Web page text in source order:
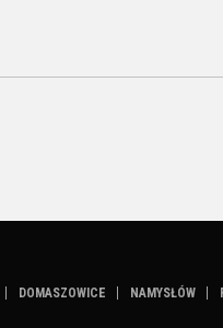
DOMASZOWICE NAMYSŁÓW